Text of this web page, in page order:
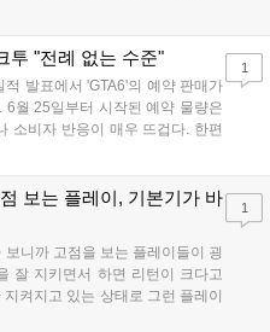
, 메카 파괴 시 맨몸으로 기관총을
식 출시될 예정이다....
투 "전례 없는 수준"
발표에서 'GTA6'의 예약 판매가
6월 25일부터 시작된 예약 물량은
소비자 반응이 매우 뜨겁다. 한편
X|S로 정식 출시될 예정이며, 록
Look'을 최초 공개할 계획
1
보는 플레이, 기본기가 바
니까 고점을 보는 플레이들이 굉
잘 지키면서 하면 리턴이 크다고
켜지고 있는 상태로 그런 플레이
좋은 사고가 계속 많이 났던 것
1